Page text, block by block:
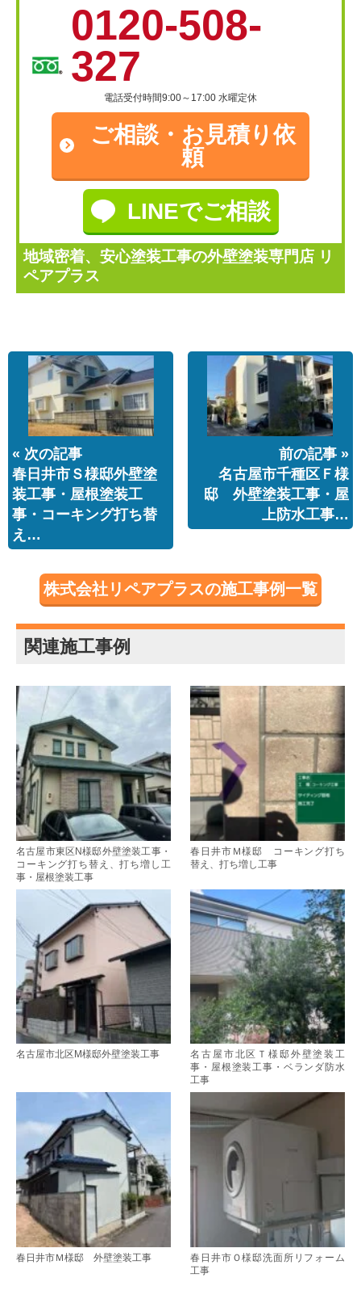
0120-508-
327
電話受付時間9:00～17:00 水曜定休
ご相談・ お見積り依
頼
LINEでご相談
地域密着、安心塗装工事の外壁塗装専門店 リ
ペアプラス
« 次の記事
春日井市Ｓ様邸外壁塗
装工事・屋根塗装工
事・コーキング打ち替
え…
前の記事 »
名古屋市千種区Ｆ様
邸 外壁塗装工事・屋
上防水工事…
株式会社リペアプラスの施工事例一覧
関連施工事例
名古屋市東区N様邸外壁塗装工事・
コーキング打ち替え、打ち増し工
事・屋根塗装工事
春日井市Ｍ様邸 コーキング打ち
替え、打ち増し工事
名古屋市北区M様邸外壁塗装工事
名古屋市北区Ｔ様邸外壁塗装工
事・屋根塗装工事・ベランダ防水
工事
春日井市Ｍ様邸 外壁塗装工事
春日井市Ｏ様邸洗面所リフォーム
工事